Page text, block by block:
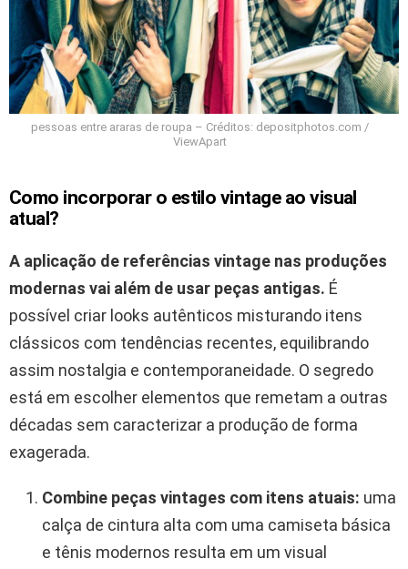
pessoas entre araras de roupa – Créditos: depositphotos.com /
ViewApart
Como incorporar o estilo vintage ao visual
atual?
A aplicação de referências vintage nas produções
modernas vai além de usar peças antigas. É
possível criar looks autênticos misturando itens
clássicos com tendências recentes, equilibrando
assim nostalgia e contemporaneidade. O segredo
está em escolher elementos que remetam a outras
décadas sem caracterizar a produção de forma
exagerada.
Combine peças vintages com itens atuais: uma
calça de cintura alta com uma camiseta básica
e tênis modernos resulta em um visual